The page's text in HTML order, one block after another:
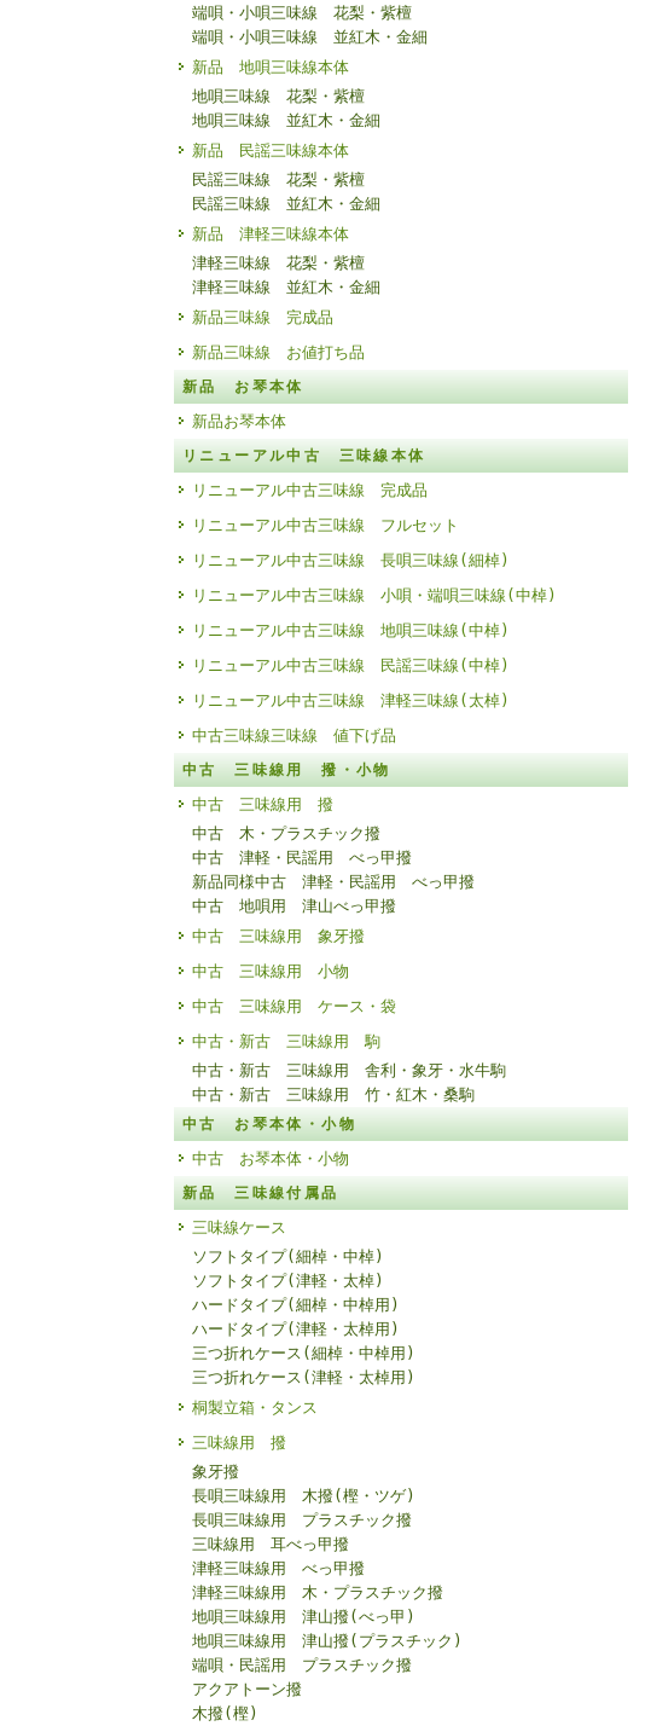
端唄・小唄三味線 花梨・紫檀
端唄・小唄三味線 並紅木・金細
新品 地唄三味線本体
地唄三味線 花梨・紫檀
地唄三味線 並紅木・金細
新品 民謡三味線本体
民謡三味線 花梨・紫檀
民謡三味線 並紅木・金細
新品 津軽三味線本体
津軽三味線 花梨・紫檀
津軽三味線 並紅木・金細
新品三味線 完成品
新品三味線 お値打ち品
新品 お琴本体
新品お琴本体
リニューアル中古 三味線本体
リニューアル中古三味線 完成品
リニューアル中古三味線 フルセット
リニューアル中古三味線 長唄三味線(細棹)
リニューアル中古三味線 小唄・端唄三味線(中棹)
リニューアル中古三味線 地唄三味線(中棹)
リニューアル中古三味線 民謡三味線(中棹)
リニューアル中古三味線 津軽三味線(太棹)
中古三味線三味線 値下げ品
中古 三味線用 撥・小物
中古 三味線用 撥
中古 木・プラスチック撥
中古 津軽・民謡用 べっ甲撥
新品同様中古 津軽・民謡用 べっ甲撥
中古 地唄用 津山べっ甲撥
中古 三味線用 象牙撥
中古 三味線用 小物
中古 三味線用 ケース・袋
中古・新古 三味線用 駒
中古・新古 三味線用 舎利・象牙・水牛駒
中古・新古 三味線用 竹・紅木・桑駒
中古 お琴本体・小物
中古 お琴本体・小物
新品 三味線付属品
三味線ケース
ソフトタイプ(細棹・中棹)
ソフトタイプ(津軽・太棹)
ハードタイプ(細棹・中棹用)
ハードタイプ(津軽・太棹用)
三つ折れケース(細棹・中棹用)
三つ折れケース(津軽・太棹用)
桐製立箱・タンス
三味線用 撥
象牙撥
長唄三味線用 木撥(樫・ツゲ)
長唄三味線用 プラスチック撥
三味線用 耳べっ甲撥
津軽三味線用 べっ甲撥
津軽三味線用 木・プラスチック撥
地唄三味線用 津山撥(べっ甲)
地唄三味線用 津山撥(プラスチック)
端唄・民謡用 プラスチック撥
アクアトーン撥
木撥(樫)